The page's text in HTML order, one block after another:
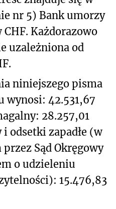
nr 5) Bank umorzy
Każdorazowo
uzależniona od
niniejszego pisma
wynosi: 42.531,67
28.257,01
i odsetki zapadłe (w
Sąd Okręgowy
o udzieleniu
15.476,83